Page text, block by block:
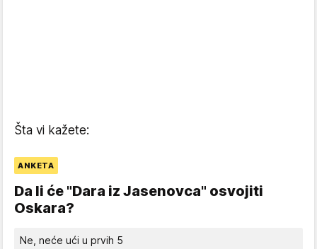
Šta vi kažete:
ANKETA
Da li će "Dara iz Jasenovca" osvojiti
Oskara?
Ne, neće ući u prvih 5